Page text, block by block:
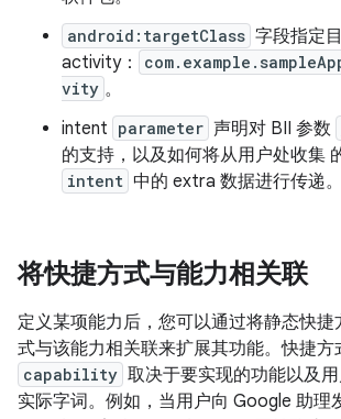
android:targetClass 字段指定
activity：
vity 。
intent parameter 声明对 BII 参数
的支持，以及如何将从用户处收集
intent 中的 extra 数据进行传递。
将快捷方式与能力相关联
定义某项能力后，您可以通过将静态快
式与该能力相关联来扩展其功能。快捷方
capability 取决于要实现的功能以及
实际字词。例如，当用户向 Google 助理